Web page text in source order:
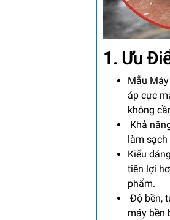
1. Ưu
Mẫu
áp cực
không
Khả
làm
Kiểu
tiện lợi
phẩm.
Độ bền,
máy bền